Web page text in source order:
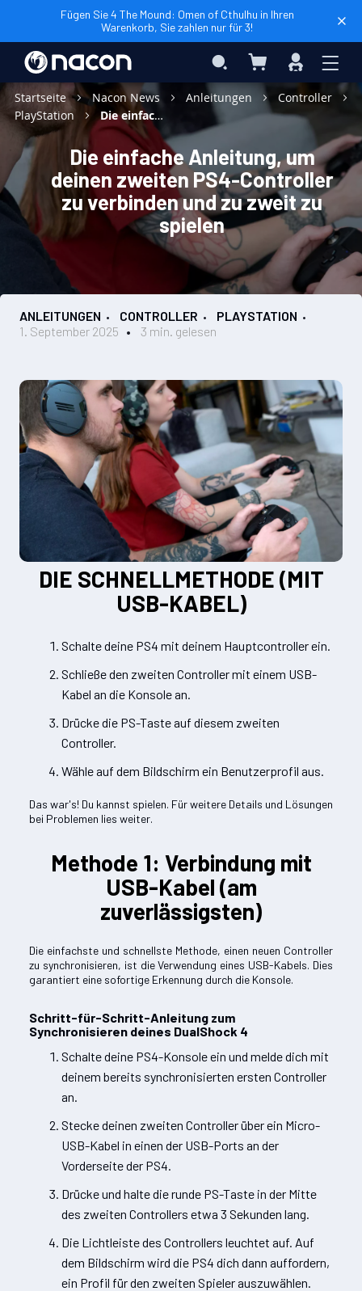
Fügen Sie 4 The Mound: Omen of Cthulhu in Ihren
Warenkorb, Sie zahlen nur für 3!
Search Mein Warenkorb
Anmelden
Startseite Nacon News Anleitungen
Controller
PlayStation
Die einfache Anleitung, um deinen zweiten PS4-Controller zu verbinden und zu zweit zu spielen
Die einfache Anleitung, um
deinen zweiten PS4-Controller
zu verbinden und zu zweit zu
spielen
ANLEITUNGEN CONTROLLER
PLAYSTATION
1. September 2025
3 min. gelesen
DIE SCHNELLMETHODE (MIT
USB-KABEL)
Schalte deine PS4 mit deinem Hauptcontroller ein.
Schließe den zweiten Controller mit einem USB-
Kabel an die Konsole an.
Drücke die PS-Taste auf diesem zweiten
Controller.
Wähle auf dem Bildschirm ein Benutzerprofil aus.
Das war's! Du kannst spielen. Für weitere Details und Lösungen
bei Problemen lies weiter.
Methode 1: Verbindung mit
USB-Kabel (am
zuverlässigsten)
Die einfachste und schnellste Methode, einen neuen Controller
zu synchronisieren, ist die Verwendung eines USB-Kabels. Dies
garantiert eine sofortige Erkennung durch die Konsole.
Schritt-für-Schritt-Anleitung zum
Synchronisieren deines DualShock 4
Schalte deine PS4-Konsole ein und melde dich mit
deinem bereits synchronisierten ersten Controller
an.
Stecke deinen zweiten Controller über ein Micro-
USB-Kabel in einen der USB-Ports an der
Vorderseite der PS4.
Drücke und halte die runde PS-Taste in der Mitte
des zweiten Controllers etwa 3 Sekunden lang.
Die Lichtleiste des Controllers leuchtet auf. Auf
dem Bildschirm wird die PS4 dich dann auffordern,
ein Profil für den zweiten Spieler auszuwählen.